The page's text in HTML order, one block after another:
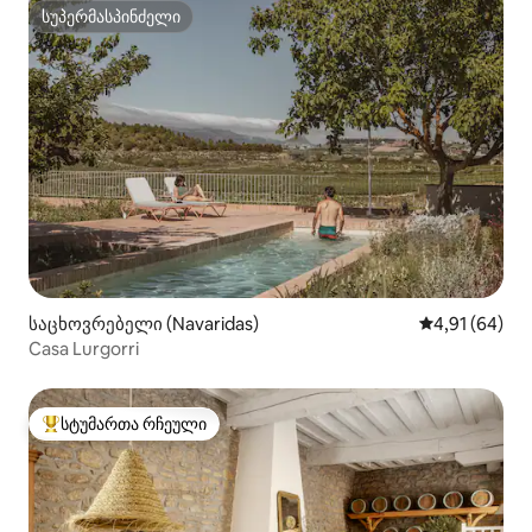
სუპერმასპინძელი
სუპერმასპინძელი
საცხოვრებელი (Navaridas) საშუალო
4,91 (64)
Casa Lurgorri
სტუმართა რჩეული მოწინავე ვარიანტი
სტუმართა რჩეული